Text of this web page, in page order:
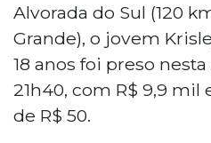
Alvorada do Sul (120
Grande), o jovem
18 anos foi preso
21h40, com R$ 9,9 mil
de R$ 50.